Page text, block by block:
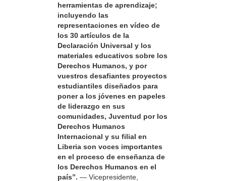
herramientas de aprendizaje;
incluyendo las
representaciones en vídeo de
los 30 artículos de la
Declaración Universal y los
materiales educativos sobre los
Derechos Humanos, y por
vuestros desafiantes proyectos
estudiantiles diseñados para
poner a los jóvenes en papeles
de liderazgo en sus
comunidades, Juventud por los
Derechos Humanos
Internacional y su filial en
Liberia son voces importantes
en el proceso de enseñanza de
los Derechos Humanos en el
país”. — Vicepresidente,